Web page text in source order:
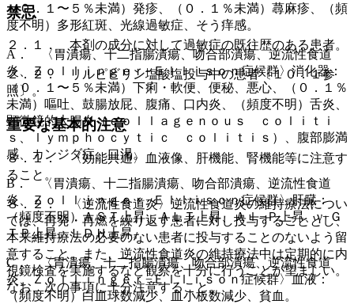
禁忌
２．１． 本剤の成分に対して過敏症の既往歴のある患者。
２．２． リルピビリン塩酸塩投与中の患者〔１０．１参
照〕。
重要な基本的注意
８．１． 〈効能共通〉血液像、肝機能、腎機能等に注意す
ること。
８．２． 〈逆流性食道炎〉逆流性食道炎の維持療法につい
ては、再発・再燃を繰り返す患者に対し投与することとし、
本来維持療法の必要のない患者に投与することのないよう留
意すること。また、逆流性食道炎の維持療法中は定期的に内
視鏡検査を実施するなど観察を十分に行うことが望ましい。
なお、次の事項に十分注意すること。
（０．１〜５％未満）発疹、（０．１％未満）蕁麻疹、（頻
度不明）多形紅斑、光線過敏症、そう痒感。
A． 〈胃潰瘍、十二指腸潰瘍、吻合部潰瘍、逆流性食道
炎、Ｚｏｌｌｉｎｇｅｒ−Ｅｌｌｉｓｏｎ症候群〉消化器：
（０．１〜５％未満）下痢・軟便、便秘、悪心、（０．１％
未満）嘔吐、鼓腸放屁、腹痛、口内炎、（頻度不明）舌炎、
顕微鏡的大腸炎（ｃｏｌｌａｇｅｎｏｕｓ ｃｏｌｉｔｉ
ｓ、ｌｙｍｐｈｏｃｙｔｉｃ ｃｏｌｉｔｉｓ）、腹部膨満
感、カンジダ症、口渇。
B． 〈胃潰瘍、十二指腸潰瘍、吻合部潰瘍、逆流性食道
炎、Ｚｏｌｌｉｎｇｅｒ−Ｅｌｌｉｓｏｎ症候群〉肝臓：
（頻度不明）ＡＳＴ上昇、ＡＬＴ上昇、Ａｌ−Ｐ上昇、γ−Ｇ
ＴＰ上昇、ＬＤＨ上昇。
C． 〈胃潰瘍、十二指腸潰瘍、吻合部潰瘍、逆流性食道
炎、Ｚｏｌｌｉｎｇｅｒ−Ｅｌｌｉｓｏｎ症候群〉血液：
（頻度不明）白血球数減少、血小板数減少、貧血。